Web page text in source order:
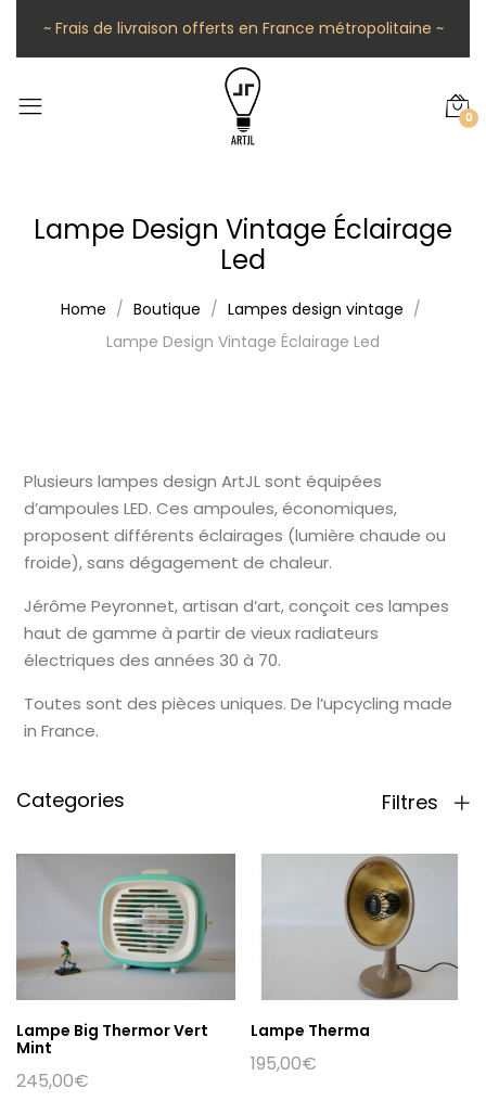
~ Frais de livraison offerts en France métropolitaine ~
0
Lampe Design Vintage Éclairage
Led
Home Boutique
Lampes design vintage
Lampe Design Vintage Éclairage Led
Plusieurs lampes design ArtJL sont équipées
d’ampoules LED. Ces ampoules, économiques,
proposent différents éclairages (lumière chaude ou
froide), sans dégagement de chaleur.
Jérôme Peyronnet, artisan d’art, conçoit ces lampes
haut de gamme à partir de vieux radiateurs
électriques des années 30 à 70.
Toutes sont des pièces uniques. De l’upcycling made
in France.
Categories Filtres
Lampe Big Thermor Vert
Mint
245,00€
Lampe Therma
195,00€